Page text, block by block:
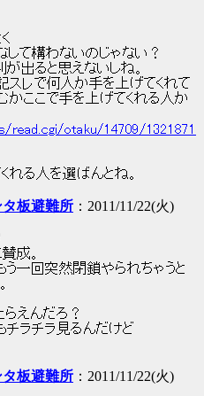
て構わないのじゃない？
出ると思えないしね。
スレで何人か手を上げてくれて
かここで手を上げてくれる人か
read.cgi/otaku/14709/1321871
れる人を選ばんとね。
板避難所 ：2011/11/22(火)
成。
一回突然閉鎖やられちゃうと
らえんだろ？
ラチラ見るんだけど
板避難所 ：2011/11/22(火)